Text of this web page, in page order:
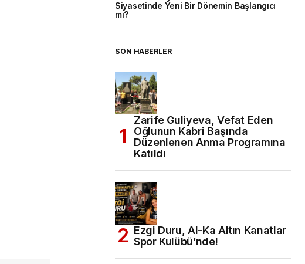
Siyasetinde Yeni Bir Dönemin Başlangıcı
mı?
SON HABERLER
Zarife Guliyeva, Vefat Eden
Oğlunun Kabri Başında
Düzenlenen Anma Programına
Katıldı
Ezgi Duru, Al-Ka Altın Kanatlar
Spor Kulübü’nde!